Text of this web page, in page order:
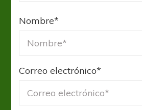
Nombre*
Correo electrónico*